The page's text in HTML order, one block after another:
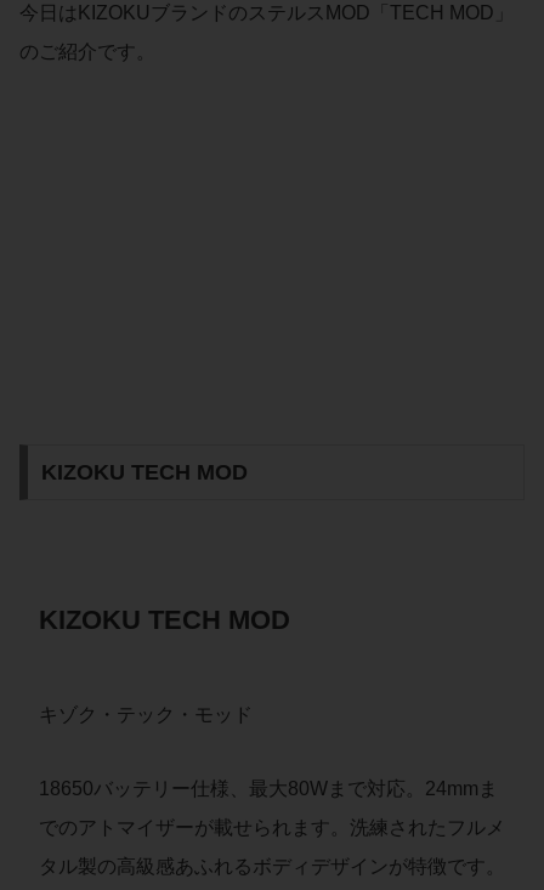
今日はKIZOKUブランドのステルスMOD「TECH MOD」
のご紹介です。
KIZOKU TECH MOD
KIZOKU TECH MOD
キゾク・テック・モッド
18650バッテリー仕様、最大80Wまで対応。24mmま
でのアトマイザーが載せられます。洗練されたフルメ
タル製の高級感あふれるボディデザインが特徴です。